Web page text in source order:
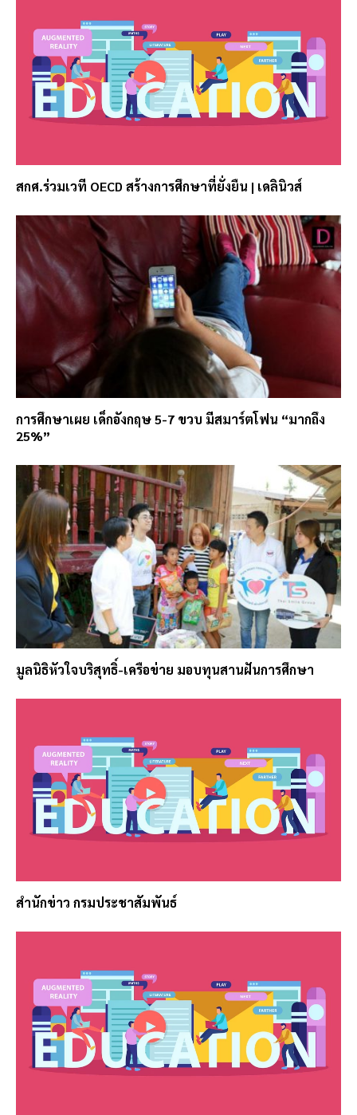
สกศ.ร่วมเวที OECD สร้างการศึกษาที่ยั่งยืน | เดลินิวส์
การศึกษาเผย เด็กอังกฤษ 5-7 ขวบ มีสมาร์ตโฟน “มากถึง
25%”
มูลนิธิหัวใจบริสุทธิ์-เครือข่าย มอบทุนสานฝันการศึกษา
สำนักข่าว กรมประชาสัมพันธ์